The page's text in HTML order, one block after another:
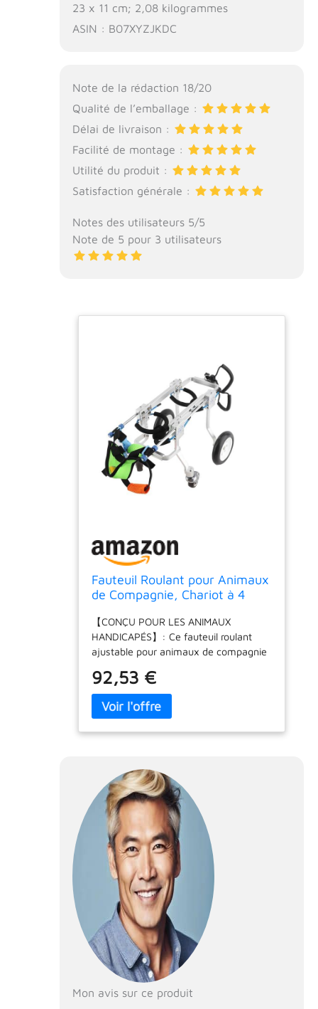
23 x 11 cm; 2,08 kilogrammes
ASIN : B07XYZJKDC
Note de la rédaction 18/20
Qualité de l’emballage :
Délai de livraison :
Facilité de montage :
Utilité du produit :
Satisfaction générale :
Notes des utilisateurs 5/5
Note de 5 pour 3 utilisateurs
Fauteuil Roulant pour Animaux
de Compagnie, Chariot à 4
réadaptation de l'avant-Patte
Ajustable pour
Chaton/poméranie/Autre Petit
Chien
【CONÇU POUR LES ANIMAUX
HANDICAPÉS】: Ce fauteuil roulant
ajustable pour animaux de compagnie
domestiques handicapés, il aide les
animaux souffrant de blessures aux
pattes arrière ou les animaux
【DÉMONTAGE ET ASSEMBLAGE】: La
chaise roulante pour animaux de
compagnie a besoin de clients à
assembler eux-mêmes, simple, facile
à transporter et à stocker. La hauteur,
la largeur et la longueur du fauteuil
roulant pour chat peuvent être
réglables, il peut s'adapter à votre
animal dans certaines limites 【 ET
LÉGER】: La chaise roulante pour les
pattes arrière pour animaux de
compagnie est fabriquée en alliage
d'aluminium léger, a une longue durée
de vie. Non seulement anti-usure et
anti-salissant, mais également difficile
à rouiller et à utiliser. 【FACILES ET
92,53 €
Mon avis sur ce produit